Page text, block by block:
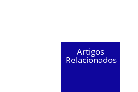
Artigos
Relacionados